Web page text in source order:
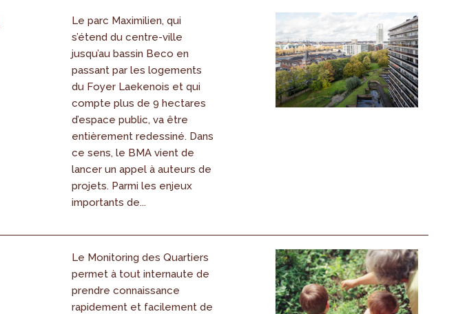
Le parc Maximilien, qui
s’étend du centre-ville
jusqu’au bassin Beco en
passant par les logements
du Foyer Laekenois et qui
compte plus de 9 hectares
d’espace public, va être
entièrement redessiné. Dans
ce sens, le BMA vient de
lancer un appel à auteurs de
projets. Parmi les enjeux
importants de...
Le Monitoring des Quartiers
permet à tout internaute de
prendre connaissance
rapidement et facilement de